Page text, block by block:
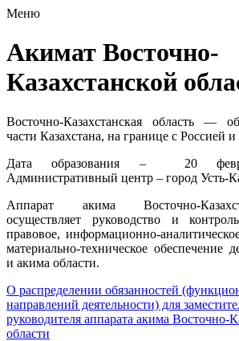
Меню
Акимат Восточно-
Казахстанской
Восточно-Казахстанская область —
части Казахстана, на границе с Россией
Дата образования – 20
Административный центр – город Усть-
Аппарат акима Восточно-
осуществляет руководство и
правовое, информационно-
материально-техническое обеспечение
и акима области.
О распределении обязанностей
направлений деятельности) для
руководителя аппарата акима Восточно-
области